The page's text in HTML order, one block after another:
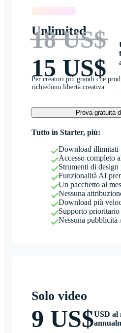
Unlimited
18 US$
15 US$
Per creatori più grandi che
richiedono libertà creativa
Prova gratuita
Tutto in Starter, più:
Download illimitati
Accesso completo
Strumenti di design
Funzionalità AI
Un pacchetto al
Nessuna
Download più
Supporto prioritario
Nessuna pubblicità
Solo video
9 US$USD al